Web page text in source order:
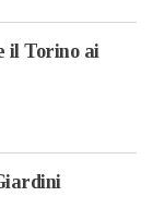
il Torino ai